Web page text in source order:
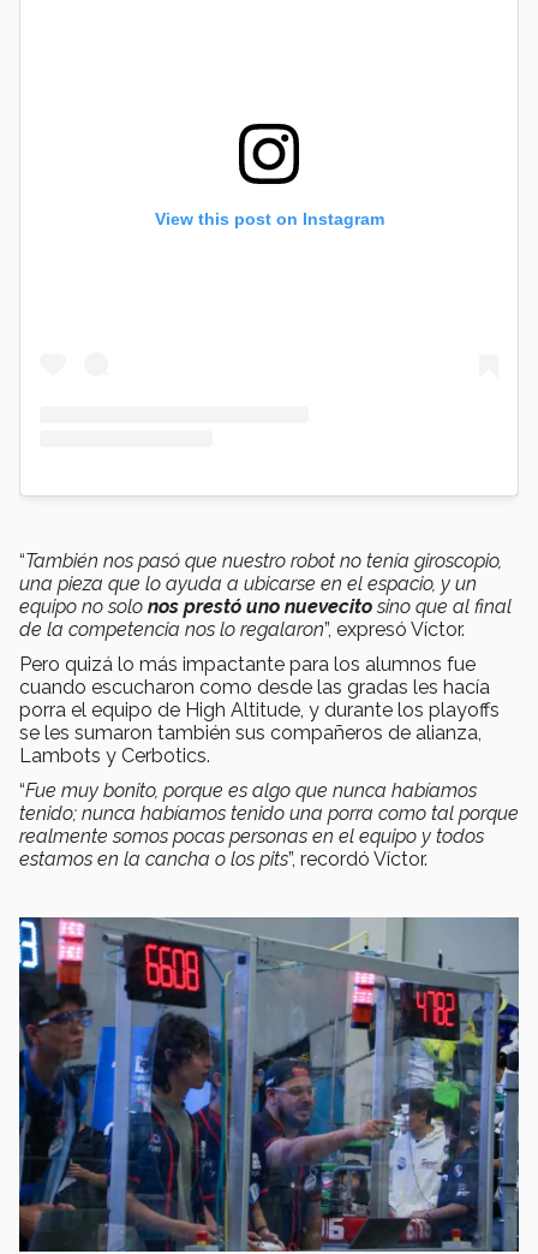
View this post on Instagram
“También nos pasó que nuestro robot no tenía giroscopio,
una pieza que lo ayuda a ubicarse en el espacio, y un
equipo no solo nos prestó uno nuevecitosino que al final
de la competencia nos lo regalaron”, expresó Víctor.
Pero quizá lo más impactante para los alumnos fue
cuando escucharon como desde las gradas les hacía
porra el equipo de High Altitude, y durante los playoffs
se les sumaron también sus compañeros de alianza,
Lambots y Cerbotics.
“Fue muy bonito, porque es algo que nunca habíamos
tenido; nunca habíamos tenido una porra como tal porque
realmente somos pocas personas en el equipo y todos
estamos en la cancha o los pits”, recordó Víctor.